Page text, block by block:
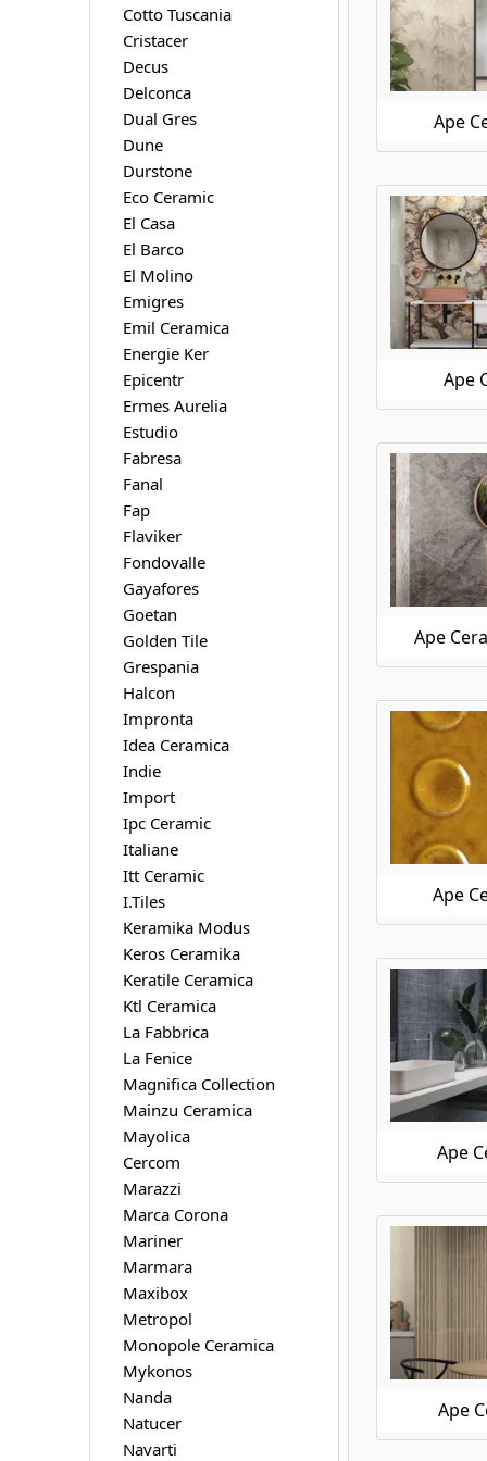
Ape
Ape
Ape
Ape
Ape
Ape
Ape Ceramica Klen
Ape Ceramica Koen
Ape Ceramica Loft
Ape Ceramica Luna Blanca
Ape Ceramica Magallanes
Ape Ceramica Mandalay
Ape Ceramica Meteoris
Ape Ceramica Metro
Ape Ceramica Moonstone
Ape Ceramica Museo
Ape Ceramica Night Lux
Ape Ceramica Onice
Ape Ceramica Oregon
Ape Ceramica Orsay
Ape Ceramica Piemonte
Ape Ceramica Silk
Ape Ceramica Silver Grey
Ape Ceramica Silver Pearl
Ape Ceramica Statuary
Ape Ceramica Stay
Ape Ceramica Taj Mahal
Ape Ceramica This Is
Ape Ceramica Tonality
Ape Ceramica Travertino
Ape Ceramica Trendy
Ape Ceramica Triana
Ape Ceramica Vita
Ape Ceramica Wabi Sabi
Ape Ceramica Work
Cotto Tuscania
Cristacer
Decus
Delconca
Dual Gres
Dune
Durstone
Eco Ceramic
El Casa
El Barco
El Molino
Emigres
Emil Ceramica
Energie Ker
Epicentr
Ermes Aurelia
Estudio
Fabresa
Fanal
Fap
Flaviker
Fondovalle
Gayafores
Goetan
Golden Tile
Grespania
Halcon
Impronta
Idea Ceramica
Indie
Import
Ipc Ceramic
Italiane
Itt Ceramic
I.Tiles
Keramika Modus
Keros Ceramika
Keratile Ceramica
Ktl Ceramica
La Fabbrica
La Fenice
Magnifica Collection
Mainzu Ceramica
Mayolica
Cercom
Marazzi
Marca Corona
Mariner
Marmara
Maxibox
Metropol
Monopole Ceramica
Mykonos
Nanda
Natucer
Navarti